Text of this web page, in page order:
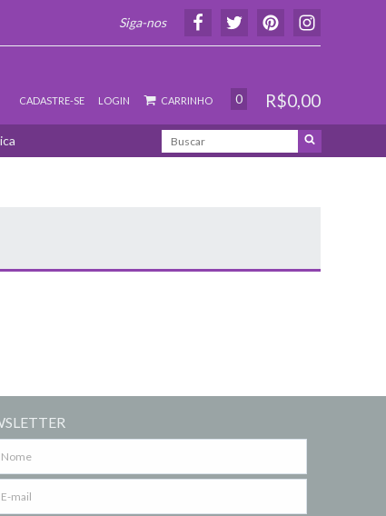
Siga-nos
CADASTRE-SE LOGIN CARRINHO 0 R$0,00